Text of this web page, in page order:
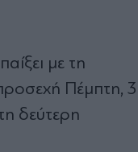
με τη
Πέμπτη, 3
δεύτερη